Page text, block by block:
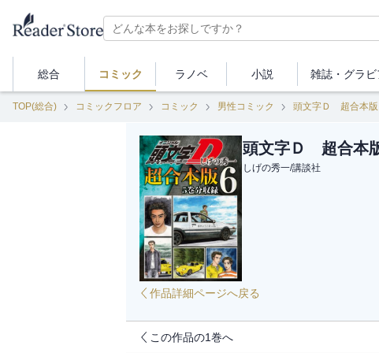
総合 コミック ラノベ 小説 雑誌・ グラビ
TOP(総合) コミックフロア コミック 男性コミック 頭文字Ｄ 超合本版
頭文字Ｄ 超合本
しげの秀一/講談社
作品詳細ページへ戻る
この作品の1巻へ